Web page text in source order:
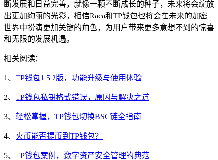
断发展和日益完善，就像一颗不断成长的种子，未来将会绽放
出更加绚丽的光彩，相信Raca和TP钱包也将会在未来的加密
世界中扮演更加关键的角色，为用户带来更多意想不到的惊喜
和无限的发展机遇。
相关阅读：
1、 TP钱包1.5.2版，功能升级与使用体验
2、 TP钱包私钥格式错误，原因与解决之道
3、 轻松掌握，TP钱包切换BSC链全指南
4、 火币能否提币到TP钱包？
5、 TP钱包案例，数字资产安全管理的典范